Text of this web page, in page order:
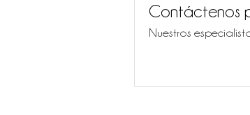
Contáctenos
Nuestros